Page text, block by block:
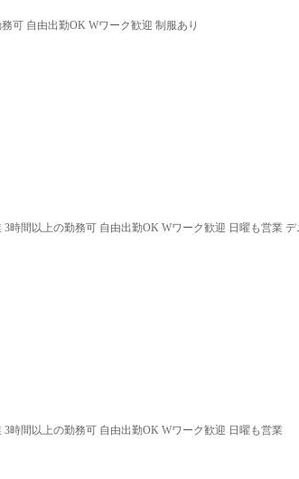
可 自由出勤OK Wワーク歓迎 制服あり
時間以上の勤務可 自由出勤OK Wワーク歓迎 日曜も営業 デ
時間以上の勤務可 自由出勤OK Wワーク歓迎 日曜も営業